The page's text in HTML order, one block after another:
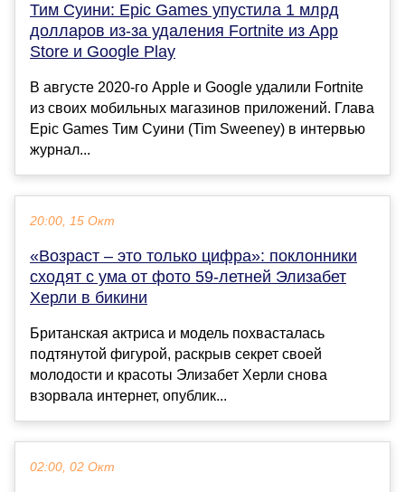
Тим Суини: Epic Games упустила 1 млрд
долларов из-за удаления Fortnite из App
Store и Google Play
В августе 2020-го Apple и Google удалили Fortnite
из своих мобильных магазинов приложений. Глава
Epic Games Тим Суини (Tim Sweeney) в интервью
журнал...
20:00, 15 Окт
«Возраст – это только цифра»: поклонники
сходят с ума от фото 59-летней Элизабет
Херли в бикини
Британская актриса и модель похвасталась
подтянутой фигурой, раскрыв секрет своей
молодости и красоты Элизабет Херли снова
взорвала интернет, опублик...
02:00, 02 Окт